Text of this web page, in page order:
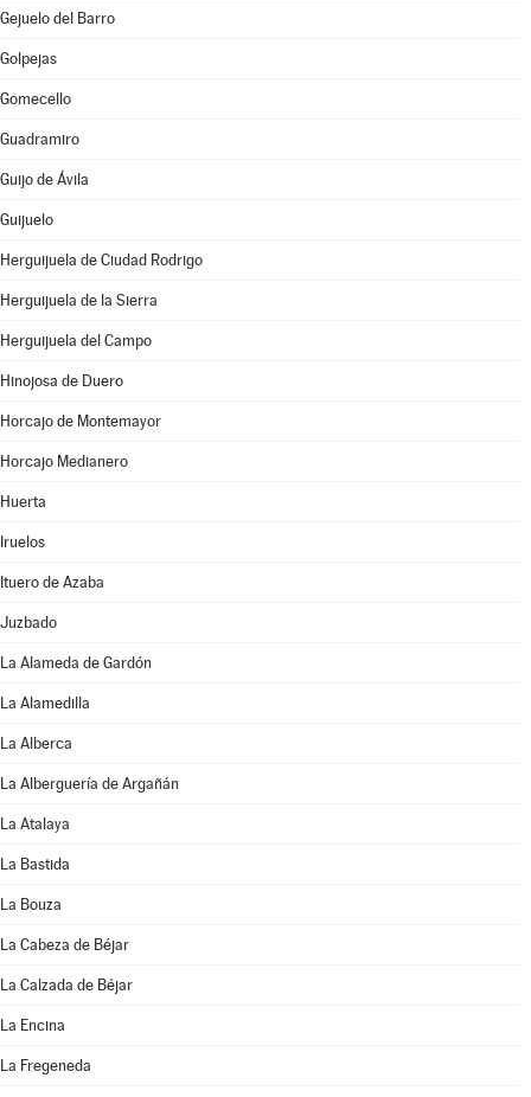
Gejuelo del Barro
Golpejas
Gomecello
Guadramiro
Guijo de Ávila
Guijuelo
Herguijuela de Ciudad Rodrigo
Herguijuela de la Sierra
Herguijuela del Campo
Hinojosa de Duero
Horcajo de Montemayor
Horcajo Medianero
Huerta
Iruelos
Ituero de Azaba
Juzbado
La Alameda de Gardón
La Alamedilla
La Alberca
La Alberguería de Argañán
La Atalaya
La Bastida
La Bouza
La Cabeza de Béjar
La Calzada de Béjar
La Encina
La Fregeneda